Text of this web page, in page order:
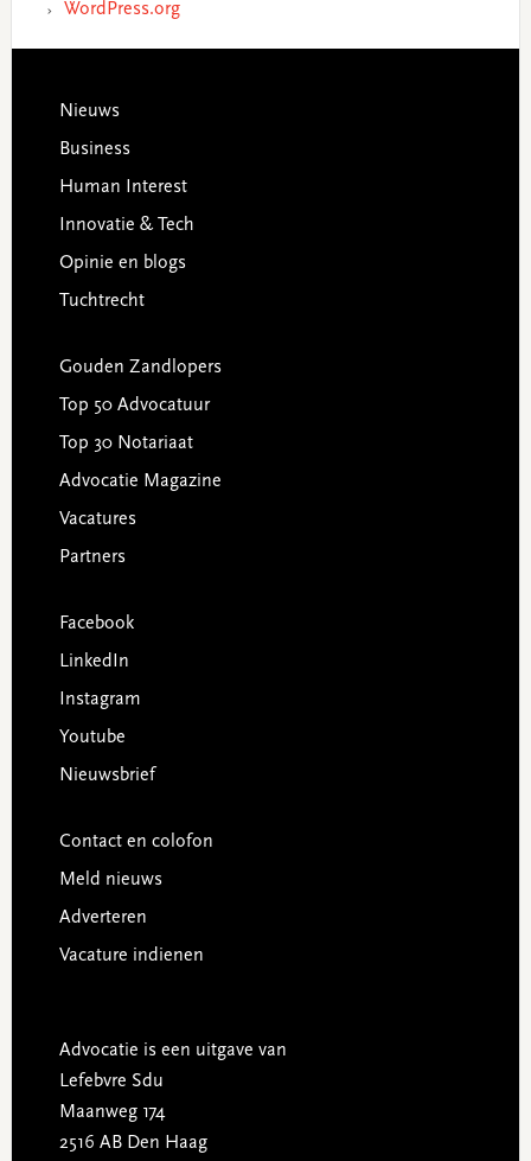
WordPress.org
Footer
Nieuws
Business
Human Interest
Innovatie & Tech
Opinie en blogs
Tuchtrecht
Gouden Zandlopers
Top 50 Advocatuur
Top 30 Notariaat
Advocatie Magazine
Vacatures
Partners
Facebook
LinkedIn
Instagram
Youtube
Nieuwsbrief
Contact en colofon
Meld nieuws
Adverteren
Vacature indienen
Advocatie is een uitgave van
Lefebvre Sdu
Maanweg 174
2516 AB Den Haag